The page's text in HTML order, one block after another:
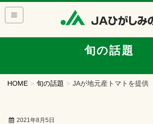
旬の話題
HOME 旬の話題 JAが地元産トマトを提供
2021年8月5日